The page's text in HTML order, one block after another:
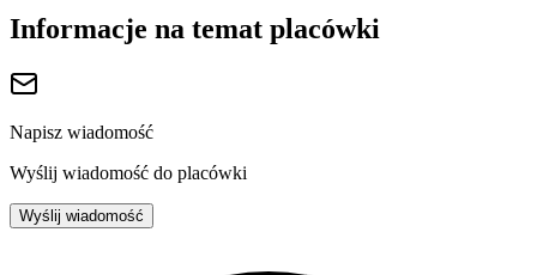
Informacje na temat placówki
Napisz wiadomość
Wyślij wiadomość do placówki
Wyślij wiadomość